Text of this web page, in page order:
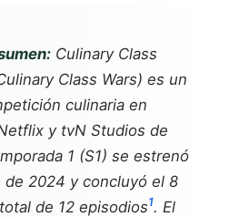
Culinary Class
Class Wars) es un
culinaria en
y tvN Studios de
1 (S1) se estrenó
2024 y concluyó el 8
de 12 episodios1. El